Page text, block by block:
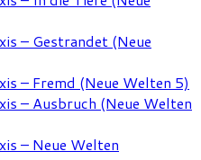
– Gestrandet (Neue
– Fremd (Neue Welten 5)
– Ausbruch (Neue Welten
– Neue Welten